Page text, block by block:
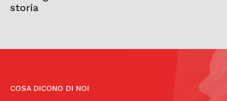
storia
COSA DICONO DI NOI